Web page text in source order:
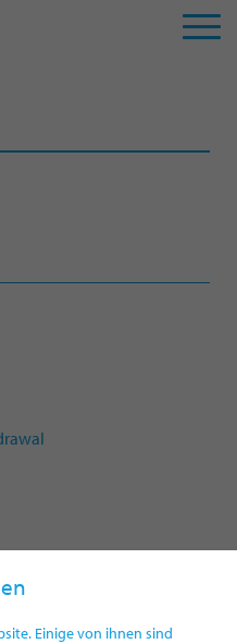
Einige von ihnen sind